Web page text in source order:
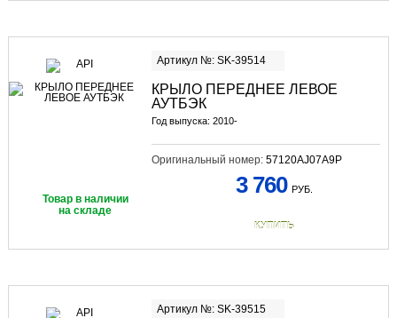
Артикул №: SK-39514
КРЫЛО ПЕРЕДНЕЕ ЛЕВОЕ
АУТБЭК
Год выпуска: 2010-
Оригинальный номер: 57120AJ07A9P
Товар в наличии
на складе
3 760 РУБ.
КУПИТЬ
Артикул №: SK-39515